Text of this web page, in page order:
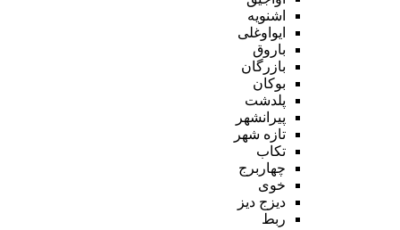
اشنویه
ایواوغلی
باروق
بازرگان
بوکان
پلدشت
پیرانشهر
تازه شهر
تکاب
چهاربرج
خوی
دیزج دیز
ربط